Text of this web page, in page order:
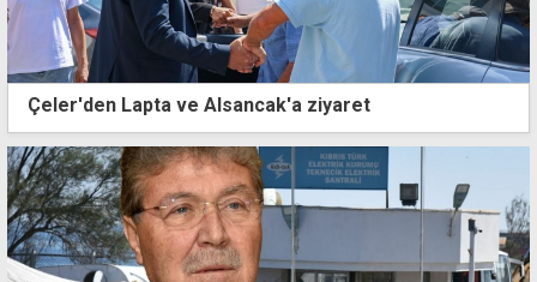
Çeler'den Lapta ve Alsancak'a ziyaret